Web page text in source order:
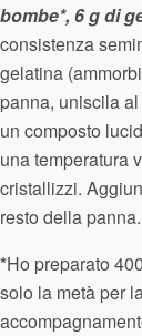
bombe*, 6 g di
consistenza
gelatina
panna, uniscila
un composto
una temperatura
cristallizzi.
resto della
*Ho preparato
solo la metà per